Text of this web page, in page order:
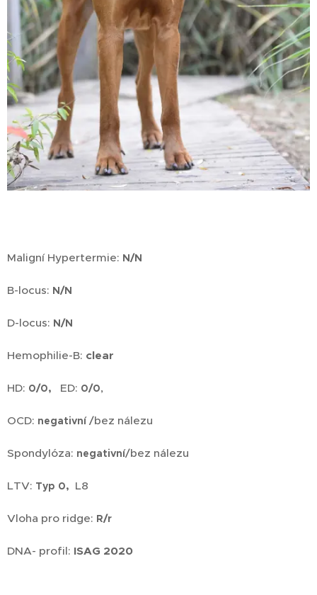
Maligní Hypertermie: N/N
B-locus: N/N
D-locus: N/N
Hemophilie-B: clear
HD: 0/0, ED: 0/0,
OCD: negativní/bez nálezu
Spondylóza: negativní/bez nálezu
LTV: Typ 0, L8
Vloha pro ridge: R/r
DNA- profil: ISAG 2020